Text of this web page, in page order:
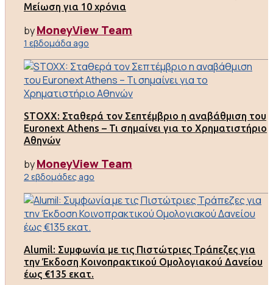
Μείωση για 10 χρόνια
byMoneyView Team
1 εβδομάδα ago
STOXX: Σταθερά τον Σεπτέμβριο η αναβάθμιση του
Euronext Athens – Τι σημαίνει για το Χρηματιστήριο
Αθηνών
byMoneyView Team
2 εβδομάδες ago
Alumil: Συμφωνία με τις Πιστώτριες Τράπεζες για
την Έκδοση Κοινοπρακτικού Ομολογιακού Δανείου
έως €135 εκατ.